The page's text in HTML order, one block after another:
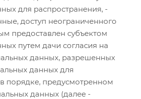
для распространения, -
доступ неограниченного
предоставлен субъектом
путем дачи согласия на
данных, разрешенных
данных для
порядке, предусмотренном
данных (далее -